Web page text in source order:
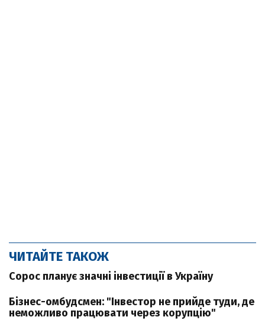
ЧИТАЙТЕ ТАКОЖ
Сорос планує значні інвестиції в Україну
Бізнес-омбудсмен: "Інвестор не прийде туди, де
неможливо працювати через корупцію"